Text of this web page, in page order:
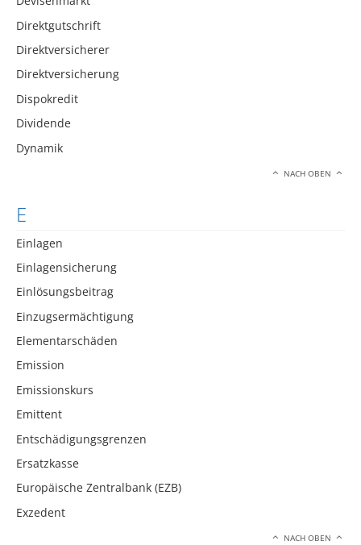
Direktgutschrift
Direktversicherer
Direktversicherung
Dispokredit
Dividende
Dynamik
NACH OBEN
E
Einlagen
Einlagensicherung
Einlösungsbeitrag
Einzugsermächtigung
Elementarschäden
Emission
Emissionskurs
Emittent
Entschädigungsgrenzen
Ersatzkasse
Europäische Zentralbank (EZB)
Exzedent
NACH OBEN